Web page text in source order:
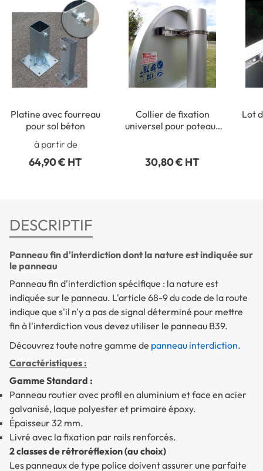
Platine avec fourreau
pour sol béton
à partir de
64,90 € HT
Collier de fixation
universel pour poteaux
30,80 € HT
Lot
DESCRIPTIF
Panneau fin d'interdiction dont la nature est indiquée sur
le panneau
Panneau fin d'interdiction spécifique : la nature est
indiquée sur le panneau. L'article 68-9 du code de la route
indique que s'il n'y a pas de signal déterminé pour mettre
fin à l'interdiction vous devez utiliser le panneau B39.
Découvrez toute notre gamme de panneau interdiction.
Caractéristiques :
Gamme Standard :
Panneau routier avec profil en aluminium et face en acier
galvanisé, laque polyester et primaire époxy.
Épaisseur 32 mm.
Livré avec la fixation par rails renforcés.
2 classes de rétroréflexion (au choix)
Les panneaux de type police doivent assurer une parfaite